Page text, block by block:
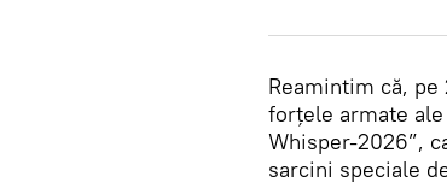
Reamintim că,
forțele armate
Whisper-2026”,
sarcini speciale